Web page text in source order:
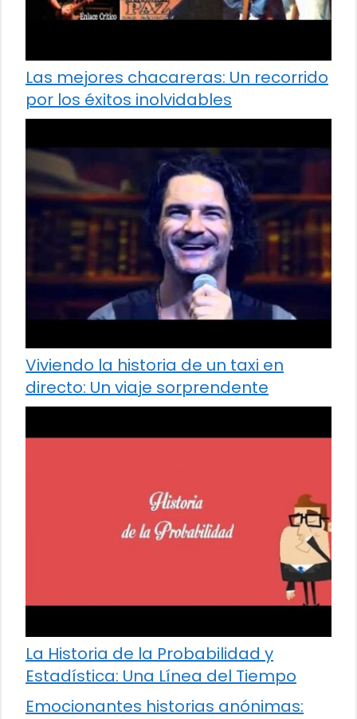
Las mejores chacareras: Un recorrido
por los éxitos inolvidables
Viviendo la historia de un taxi en
directo: Un viaje sorprendente
La Historia de la Probabilidad y
Estadística: Una Línea del Tiempo
Emocionantes historias anónimas: